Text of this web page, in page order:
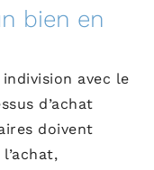
bien en
avec le
d’achat
doivent